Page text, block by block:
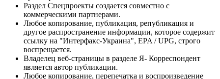
Раздел Спецпроекты создается совместно с
коммерческими партнерами.
Любое копирование, публикация, републикация и
другое распространение информации, которое содержит
ссылку на "Интерфакс-Украина", EPA / UPG, строго
воспрещается.
Владелец веб-страницы в разделе Я- Корреспондент
является автор публикации.
Любое копирование, перепечатка и воспроизведение